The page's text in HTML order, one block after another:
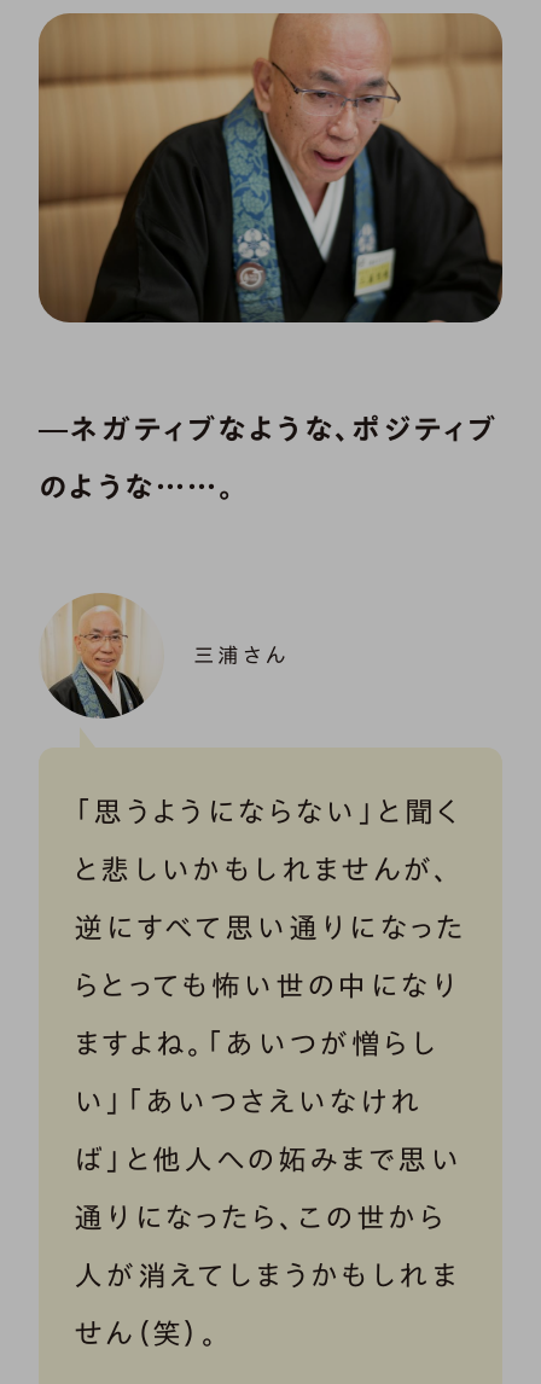
―ネガティブなような、ポジティブ
のような……。
三浦さん
「思うようにならない」と聞く
と悲しいかもしれませんが、
逆にすべて思い通りになった
らとっても怖い世の中になり
ますよね。「あいつが憎らし
い」「あいつさえいなけれ
ば」と他人への妬みまで思い
通りになったら、この世から
人が消えてしまうかもしれま
せん（笑）。